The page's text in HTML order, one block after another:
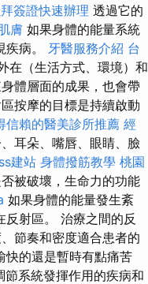
簽證快速辦理 透過它的
膚 如果身體的能量系統
病。 牙醫服務介紹 台
在（生活方式、環境）和
體層面的成果，也會帶
按摩的目標是持續啟動
信賴的醫美診所推薦 經
耳朵、嘴唇、眼睛、臉
建站 身體撥筋教學 桃園
被破壞，生命力的功能
如果身體的能量發生紊
射區。 治療之間的反
節奏和密度適合患者的
快的還是暫時有點痛苦
系統發揮作用的疾病和